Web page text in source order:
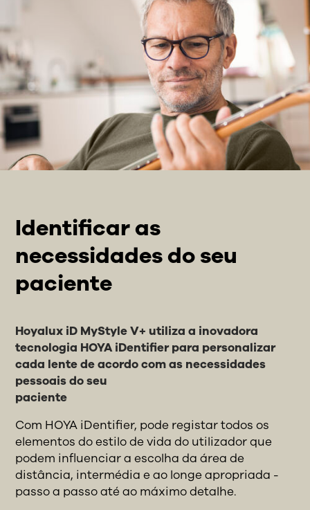
Identificar as
necessidades do seu
paciente
Hoyalux iD MyStyle V+ utiliza a inovadora
tecnologia HOYA iDentifier para personalizar
cada lente de acordo com as necessidades
pessoais do seu
paciente
Com HOYA iDentifier, pode registar todos os
elementos do estilo de vida do utilizador que
podem influenciar a escolha da área de
distância, intermédia e ao longe apropriada -
passo a passo até ao máximo detalhe.